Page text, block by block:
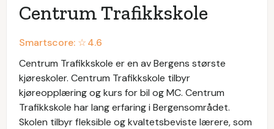
Centrum Trafikkskole
Smartscore: ☆4.6
Centrum Trafikkskole er en av Bergens største
kjøreskoler. Centrum Trafikkskole tilbyr
kjøreopplæring og kurs for bil og MC. Centrum
Trafikkskole har lang erfaring i Bergensområdet.
Skolen tilbyr fleksible og kvaltetsbeviste lærere, som